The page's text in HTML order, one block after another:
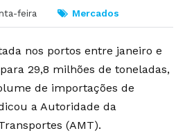
feira Mercados
nos portos entre janeiro e
29,8 milhões de toneladas,
de importações de
a Autoridade da
(AMT).